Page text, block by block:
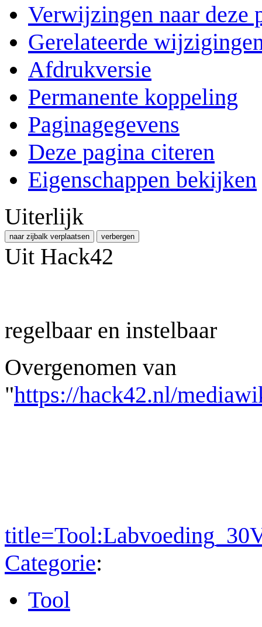
Verwijzingen naar deze
Gerelateerde
Afdrukversie
Permanente koppeling
Paginagegevens
Deze pagina citeren
Eigenschappen bekijken
Uiterlijk
naar zijbalk verplaatsen verbergen
Uit Hack42
regelbaar en instelbaar
Overgenomen van
"https://hack42.nl/
Categorie:
Tool